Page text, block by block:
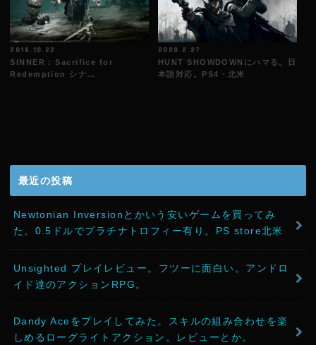
2018.10.22
SINNER : Sacrifice for
Redemption シナ…
2020.2.27
HUNT SHOWDOWNにハマる。日
本語対応。PS4・北米
最近の投稿
Newtonian Inversionとかいう安いゲームを買ってみ
た。0.5ドルでプラチナトロフィー有り。PS store北米
Unsighted プレイレビュー。フツーに面白い。アンドロ
イド達のアクションRPG。
Dandy Aceをプレイしてみた。スキルの組み合わせを楽
しめるローグライトアクション。レビューとか。